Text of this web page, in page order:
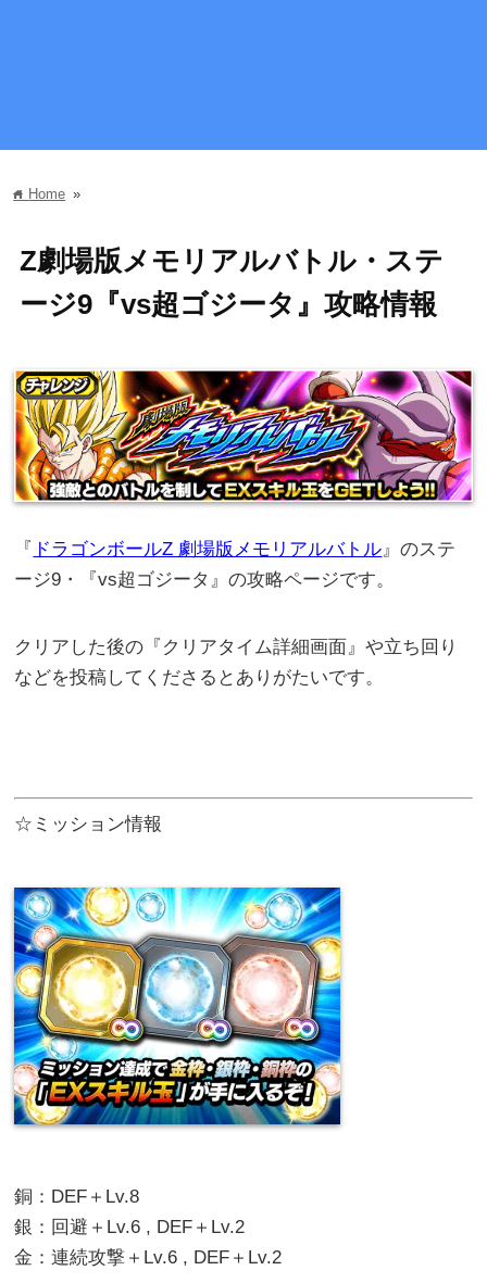
home Home »
Z劇場版メモリアルバトル・ステ
ージ9『vs超ゴジータ』攻略情報
『 ドラゴンボールZ 劇場版メモリアルバトル』のステ
ージ9・『vs超ゴジータ』の攻略ページです。
クリアした後の『クリアタイム詳細画面』や立ち回り
などを投稿してくださるとありがたいです。
☆ミッション情報
銅：DEF＋Lv.8
銀：回避＋Lv.6 , DEF＋Lv.2
金：連続攻撃＋Lv.6 , DEF＋Lv.2